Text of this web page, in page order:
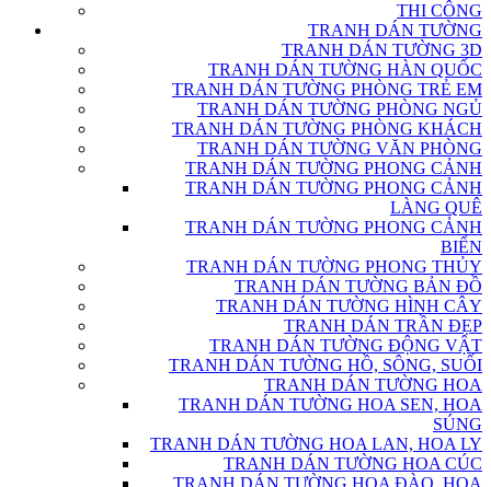
THI CÔNG
TRANH DÁN TƯỜNG
TRANH DÁN TƯỜNG 3D
TRANH DÁN TƯỜNG HÀN QUỐC
TRANH DÁN TƯỜNG PHÒNG TRẺ EM
TRANH DÁN TƯỜNG PHÒNG NGỦ
TRANH DÁN TƯỜNG PHÒNG KHÁCH
TRANH DÁN TƯỜNG VĂN PHÒNG
TRANH DÁN TƯỜNG PHONG CẢNH
TRANH DÁN TƯỜNG PHONG CẢNH
LÀNG QUÊ
TRANH DÁN TƯỜNG PHONG CẢNH
BIỂN
TRANH DÁN TƯỜNG PHONG THỦY
TRANH DÁN TƯỜNG BẢN ĐỒ
TRANH DÁN TƯỜNG HÌNH CÂY
TRANH DÁN TRẦN ĐẸP
TRANH DÁN TƯỜNG ĐỘNG VẬT
TRANH DÁN TƯỜNG HỒ, SÔNG, SUỐI
TRANH DÁN TƯỜNG HOA
TRANH DÁN TƯỜNG HOA SEN, HOA
SÚNG
TRANH DÁN TƯỜNG HOA LAN, HOA LY
TRANH DÁN TƯỜNG HOA CÚC
TRANH DÁN TƯỜNG HOA ĐÀO, HOA